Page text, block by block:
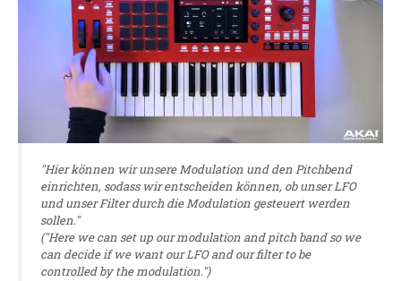
"Hier können wir unsere Modulation und den Pitchbend
einrichten, sodass wir entscheiden können, ob unser LFO
und unser Filter durch die Modulation gesteuert werden
sollen."
("Here we can set up our modulation and pitch band so we
can decide if we want our LFO and our filter to be
controlled by the modulation.")